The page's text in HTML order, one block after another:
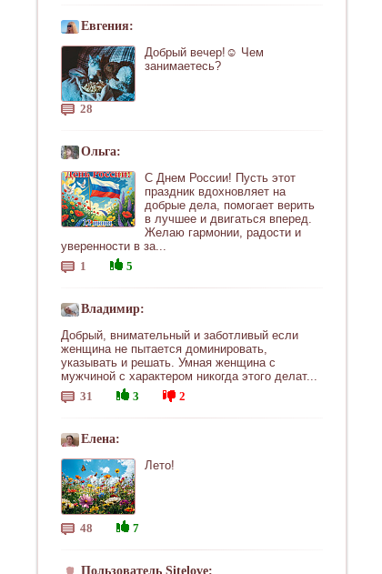
Евгения:
Добрый вечер!☺ Чем
занимаетесь?
28
Ольга:
С Днем России! Пусть этот
праздник вдохновляет на
добрые дела, помогает верить
в лучшее и двигаться вперед.
Желаю гармонии, радости и
уверенности в за...
1
5
Владимир:
Добрый, внимательный и заботливый если
женщина не пытается доминировать,
указывать и решать. Умная женщина с
мужчиной с характером никогда этого делат...
31
3 2
Елена:
Лето!
48 7
Пользователь Sitelove: